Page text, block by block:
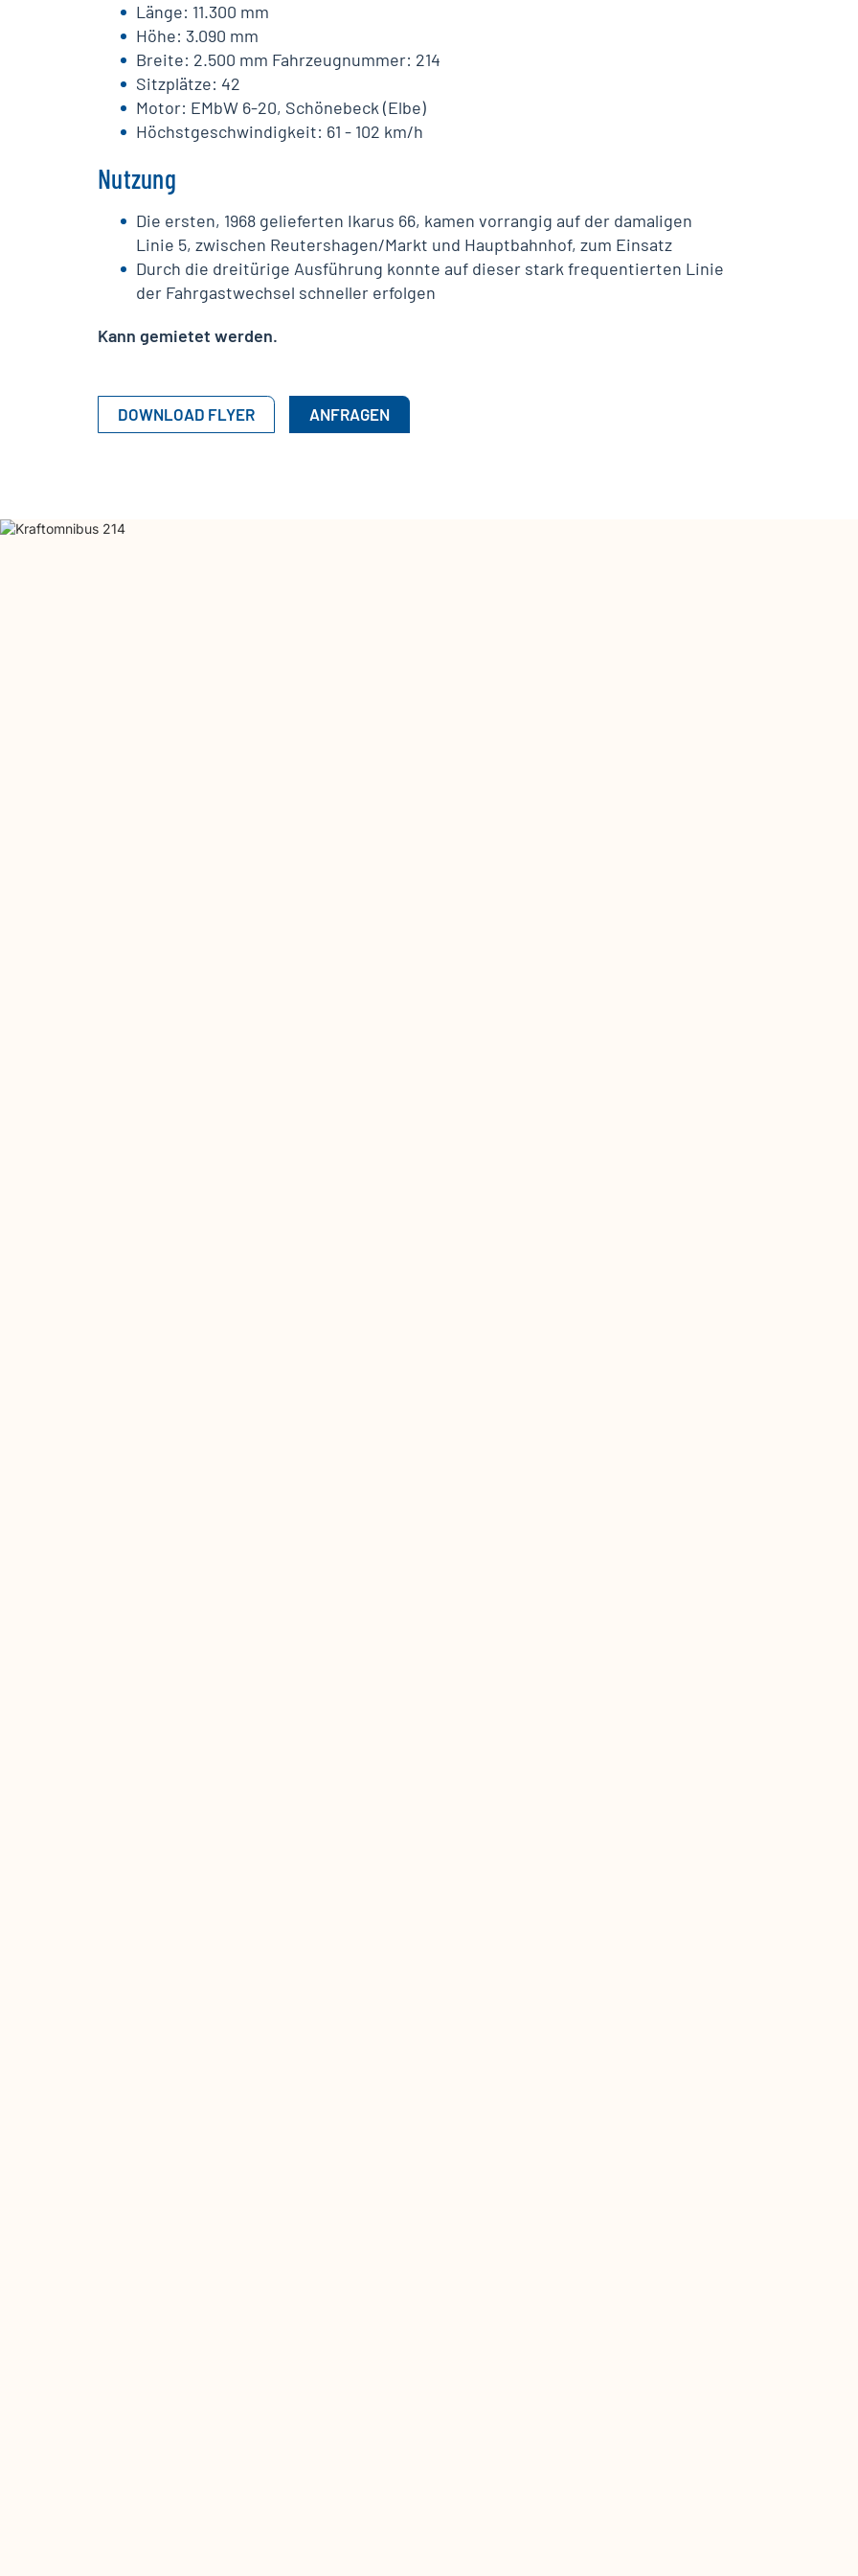
Länge: 11.300 mm
Höhe: 3.090 mm
Breite: 2.500 mm Fahrzeugnummer: 214
Sitzplätze: 42
Motor: EMbW 6-20, Schönebeck (Elbe)
Höchstgeschwindigkeit: 61 - 102 km/h
Nutzung
Die ersten, 1968 gelieferten Ikarus 66, kamen vorrangig auf der damaligen
Linie 5, zwischen Reutershagen/Markt und Hauptbahnhof, zum Einsatz
Durch die dreitürige Ausführung konnte auf dieser stark frequentierten Linie
der Fahrgastwechsel schneller erfolgen
Kann gemietet werden.
DOWNLOAD FLYER ANFRAGEN